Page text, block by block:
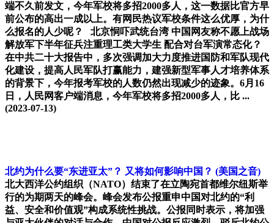
端不久前发文，今年军校将多招2000多人，这一数据比官方早
前公布的高出一成以上。有网民热议军校条件这么优厚，为什
么报名的人少呢？ 北京恫吓武统台湾 中国网友称不愿上战场
解放军下半年征兵注重理工类大学生 配合对台军演常态化？
在中共二十大报告中，多次强调加大力度推进国防和军队现代
化建设，提高人民军队打赢能力，建强新型军事人才培养体系
的背景下，今年报考军校的人数仍然出现减少的迹象。6月16
日，人民网客户端消息，今年军校将多招2000多人，比 ...
(2023-07-13)
北约为什么要“东进亚太”？ 又将如何影响中国？ (美国之音)
北大西洋公约组织（NATO）结束了在立陶宛首都维尔纽斯举
行的为期两天的峰会。峰会发布公报重申中国对北约的“利
益、安全和价值观”构成系统性挑战。公报同时表示，将加强